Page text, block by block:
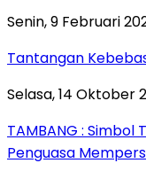
Senin, 9 Februari
Tantangan
Selasa, 14 Oktober
TAMBANG :
Penguasa